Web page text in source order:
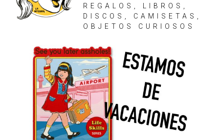
REGALOS, LIBROS,
DISCOS, CAMISETAS,
OBJETOS CURIOSOS